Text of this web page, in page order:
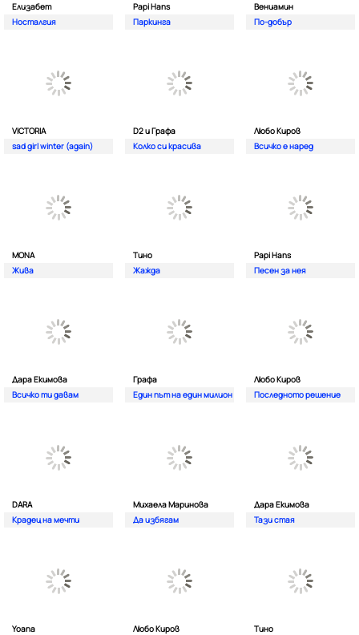
Елизабет
Носталгия
Papi Hans
Паркинга
Вениамин
По-добър
VICTORIA
sad girl winter (again)
D2 и Графа
Колко си красива
Любо Киров
Всичко е наред
MONA
Жива
Тино
Жажда
Papi Hans
Песен за нея
Дара Екимова
Всичко ти давам
Графа
Един път на един милион
Любо Киров
Последното решение
DARA
Крадец на мечти
Михаела Маринова
Да избягам
Дара Екимова
Тази стая
Yoana
Любо Киров
Тино